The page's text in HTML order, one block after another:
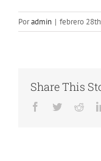
Poradmin | febrero
Share This
Facebook
Twitter